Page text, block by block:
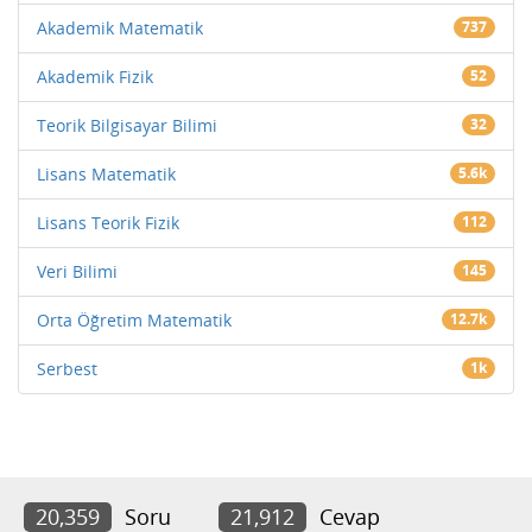
Akademik Matematik 737
Akademik Fizik 52
Teorik Bilgisayar Bilimi 32
Lisans Matematik 5.6k
Lisans Teorik Fizik 112
Veri Bilimi 145
Orta Öğretim Matematik 12.7k
Serbest 1k
20,359 Soru 21,912 Cevap